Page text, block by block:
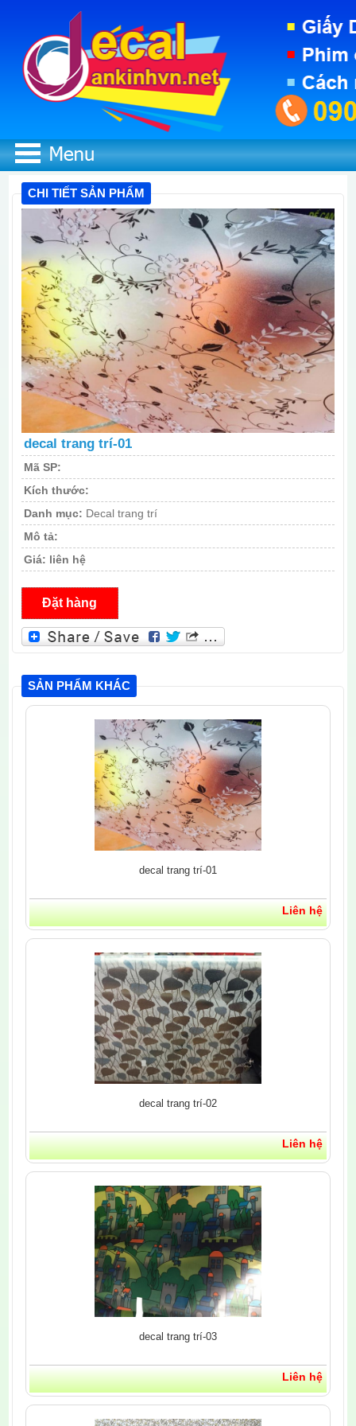
CHI TIẾT SẢN PHẨM
decal trang trí-01
Mã SP:
Kích thước:
Danh mục: Decal trang trí
Mô tả:
Giá: liên hệ
Đặt hàng
SẢN PHẨM KHÁC
decal trang trí-01
Liên hệ
decal trang trí-02
Liên hệ
decal trang trí-03
Liên hệ